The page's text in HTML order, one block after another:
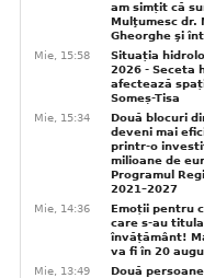
am simțit că
Mulţumesc dr.
Gheorghe şi
Mie, 15:58
Situația
2026 - Seceta
afectează
Someș-Tisa
Mie, 15:34
Două blocuri
deveni mai
printr-o
milioane de
Programul
2021–2027
Mie, 14:36
Emoții pentru
care s-au
învățământ!
va fi în 20
Mie, 13:49
Două